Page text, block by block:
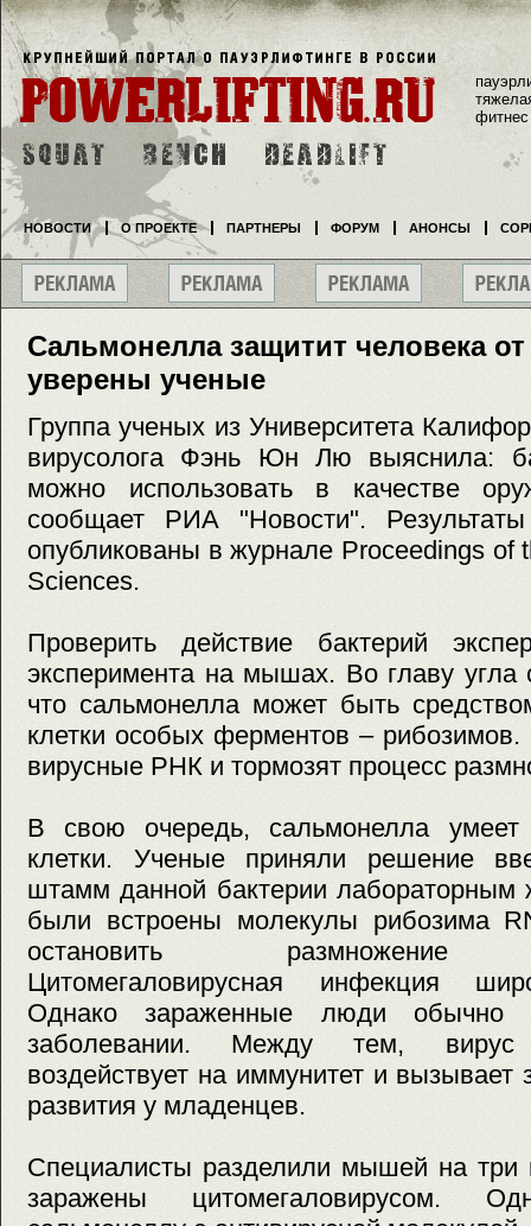
Сальмонелла защитит человека
уверены ученые
Группа ученых из Университета
вирусолога Фэнь Юн Лю выяснила:
можно использовать в качестве
сообщает РИА "Новости".
опубликованы в журнале Proceedings of
Sciences.
Проверить действие бактерий
эксперимента на мышах. Во главу угла
что сальмонелла может быть
клетки особых ферментов –
вирусные РНК и тормозят процесс
В свою очередь, сальмонелла
клетки. Ученые приняли решение
штамм данной бактерии лабораторным
были встроены молекулы рибозима
остановить размножение
Цитомегаловирусная инфекция
Однако зараженные люди
заболевании. Между тем,
воздействует на иммунитет и вызывает
развития у младенцев.
Специалисты разделили мышей на
заражены цитомегаловирусом.
фитнес
НОВОСТИ О ПРОЕКТЕ ПАРТНЕРЫ ФОРУМ АНОНСЫ